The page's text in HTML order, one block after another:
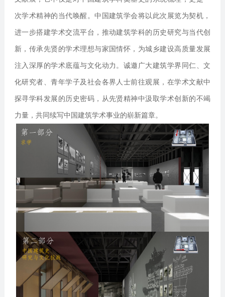
次学术精神的当代唤醒。中国建筑学会将以此次展览为契机，
进一步搭建学术交流平台，推动建筑学科的历史研究与当代创
新，传承先贤的学术理想与家国情怀，为城乡建设高质量发展
注入深厚的学术底蕴与文化动力。诚邀广大建筑学界同仁、文
化研究者、青年学子及社会各界人士前往观展，在学术文献中
探寻学科发展的历史密码，从先贤精神中汲取学术创新的不竭
力量，共同续写中国建筑学术事业的崭新篇章。